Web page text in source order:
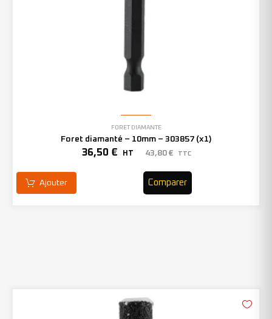
FORET DIAMANTÉ
Foret diamanté – 10mm – 303857 (x1)
36,50 € HT 43,80 € TTC
Ajouter Comparer